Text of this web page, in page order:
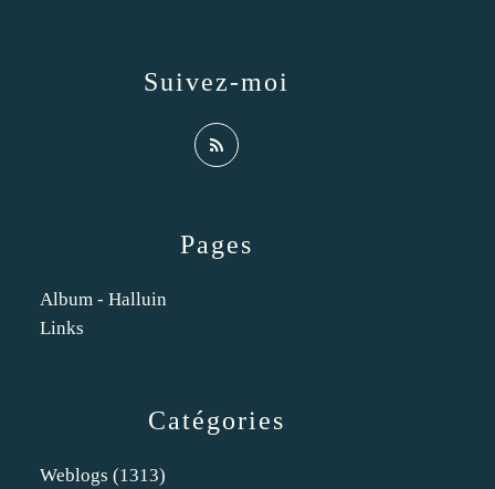
Catégories
Weblogs (1313)
Pages
Album - Halluin
Links
Suivez-moi